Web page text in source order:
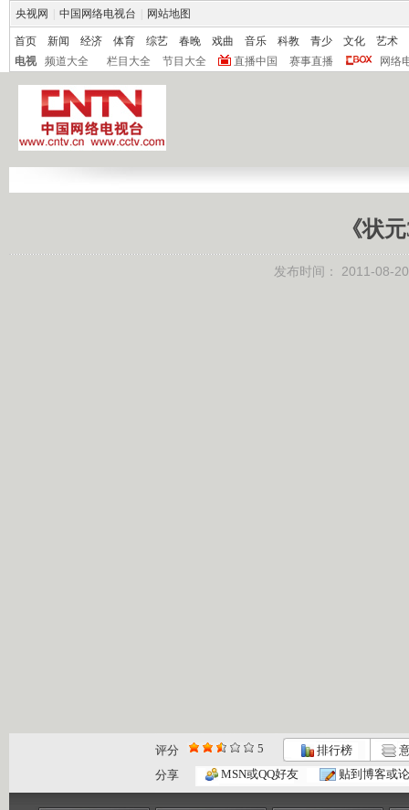
央视网 中国网络电视台 网站地图
首页 新闻 经济 体育 综艺 春晚 戏曲 音乐 科教 青少 文化
艺术
电视
频道大全 栏目大全 节目大全 直播中国 赛事直播 网络
《状
发布时间： 2011-08-
评分 5 排行榜
分享
MSN或QQ好友 贴到博客或